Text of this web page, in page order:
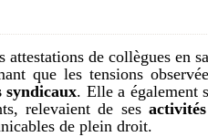
de collègues en
que les tensions
syndicaux. Elle a également
relevaient de ses
de plein droit.